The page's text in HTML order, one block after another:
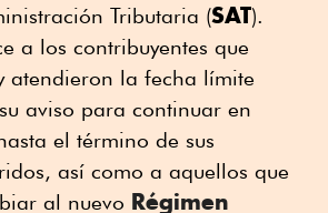
Tributaria (SAT).
a los contribuyentes que
atendieron la fecha límite
aviso para continuar en
el término de sus
así como a aquellos que
al nuevo Régimen